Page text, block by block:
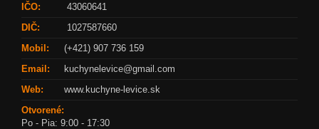
IČO:
43060641
DIČ:
1027587660
Mobil:
(+421) 907 736 159
Email:
kuchynelevice@gmail.com
Web:
www.kuchyne-levice.sk
Otvorené:
Po - Pia: 9:00 - 17:30